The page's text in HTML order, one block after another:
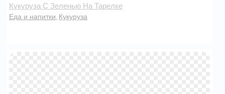
Кукуруза С Зеленью На Тарелке
Еда и напитки Кукуруза